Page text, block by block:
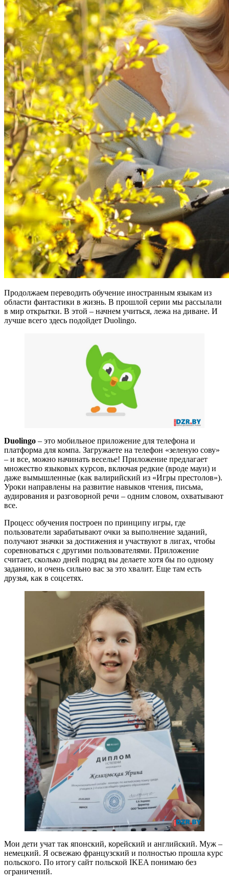
Продолжаем переводить обучение иностранным языкам из
области фантастики в жизнь. В прошлой серии мы рассылали
в мир открытки. В этой – начнем учиться, лежа на диване. И
лучше всего здесь подойдет Duolingo.
Duolingo – это мобильное приложение для телефона и
платформа для компа. Загружаете на телефон «зеленую сову»
– и все, можно начинать веселье! Приложение предлагает
множество языковых курсов, включая редкие (вроде мауи) и
даже вымышленные (как валирийский из «Игры престолов»).
Уроки направлены на развитие навыков чтения, письма,
аудирования и разговорной речи – одним словом, охватывают
все.
Процесс обучения построен по принципу игры, где
пользователи зарабатывают очки за выполнение заданий,
получают значки за достижения и участвуют в лигах, чтобы
соревноваться с другими пользователями. Приложение
считает, сколько дней подряд вы делаете хотя бы по одному
заданию, и очень сильно вас за это хвалит. Еще там есть
друзья, как в соцсетях.
Мои дети учат так японский, корейский и английский. Муж –
немецкий. Я освежаю французский и полностью прошла курс
польского. По итогу сайт польской IKEA понимаю без
ограничений.